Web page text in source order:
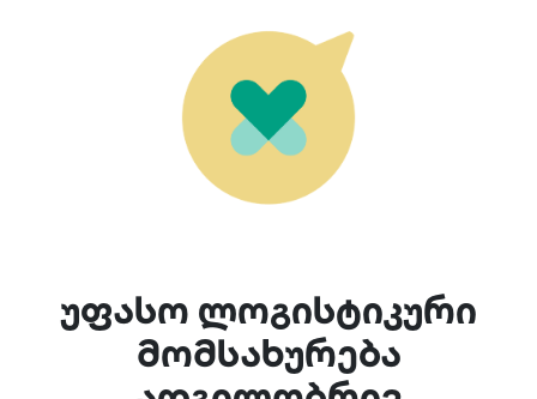
უფასო ლოგისტიკური
მომსახურება